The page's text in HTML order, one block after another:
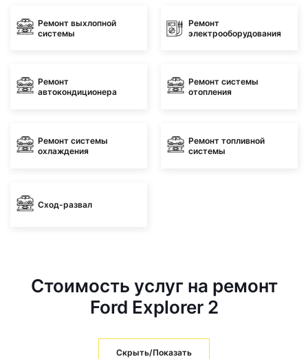
Ремонт выхлопной
системы
Ремонт
электрооборудования
Ремонт
автокондиционера
Ремонт системы
отопления
Ремонт системы
охлаждения
Ремонт топливной
системы
Сход-развал
Стоимость услуг на ремонт
Ford Explorer 2
Скрыть/Показать